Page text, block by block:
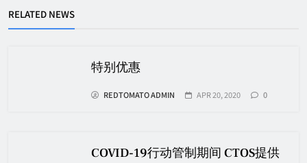
RELATED NEWS
特别优惠
REDTOMATO ADMIN APR 20, 2020 0
COVID-19行动管制期间 CTOS提供